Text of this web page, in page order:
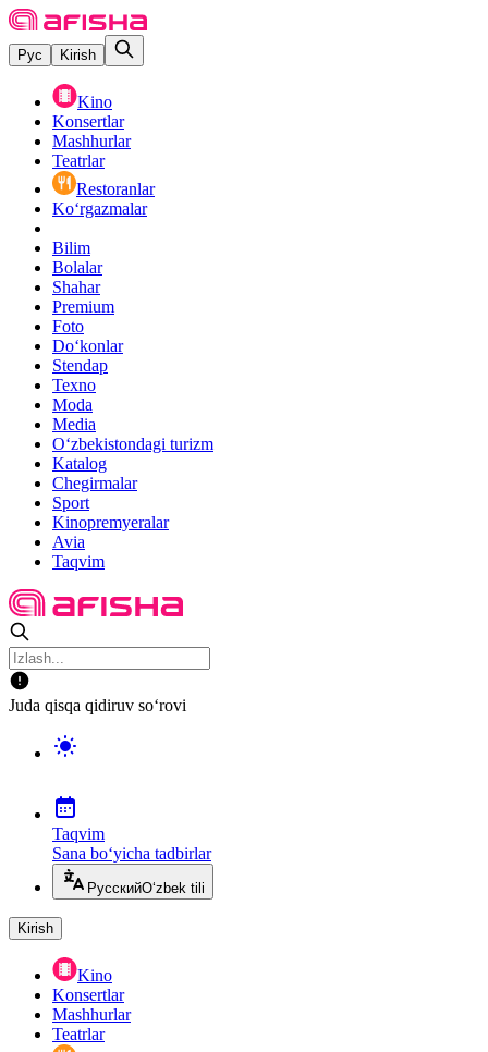
Рус Kirish
Kino
Konsertlar
Mashhurlar
Teatrlar
Restoranlar
Ko‘rgazmalar
Bilim
Bolalar
Shahar
Premium
Foto
Do‘konlar
Stendap
Texno
Moda
Media
O‘zbekistondagi turizm
Katalog
Chegirmalar
Sport
Kinopremyeralar
Avia
Taqvim
Juda qisqa qidiruv so‘rovi
Taqvim
Sana bo‘yicha tadbirlar
РусскийO‘zbek tili
Kirish
Kino
Konsertlar
Mashhurlar
Teatrlar